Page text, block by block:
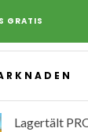
GRATIS
Lagertält